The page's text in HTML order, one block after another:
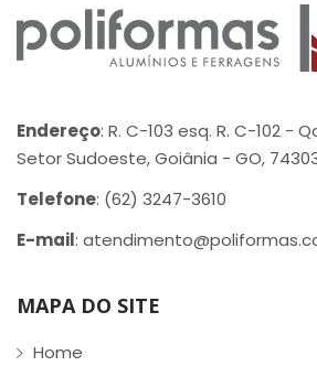
Endereço: R. C-103 esq. R. C-102 -
Setor Sudoeste, Goiânia - GO,
Telefone: (62) 3247-3610
E-mail:
MAPA DO SITE
Home